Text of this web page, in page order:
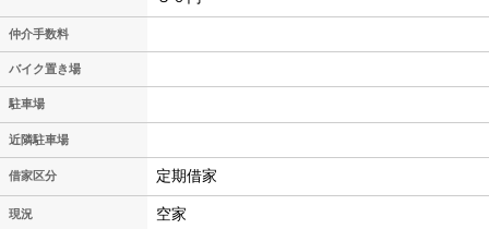
仲介手数料
バイク置き場
駐車場
近隣駐車場
借家区分 定期借家
現況 空家